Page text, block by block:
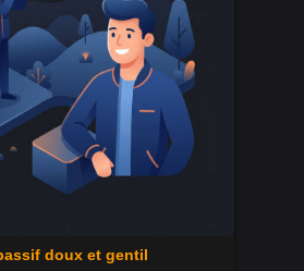
doux et gentil